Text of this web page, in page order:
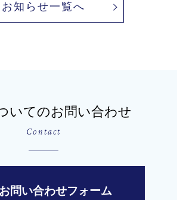
お知らせ一覧へ
いてのお問い合わせ
Contact
お問い合わせフォーム